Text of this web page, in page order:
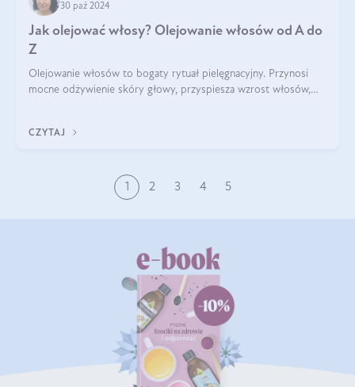
30 paź 2024
Jak olejować włosy? Olejowanie włosów od A do
Z
Olejowanie włosów to bogaty rytuał pielęgnacyjny. Przynosi
mocne odżywienie skóry głowy, przyspiesza wzrost włosów,
CZYTAJ
1 2 3 4 5